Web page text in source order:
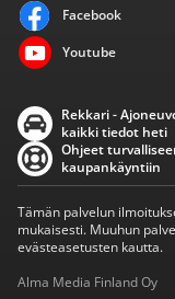
Facebook
Youtube
Rekkari -
kaikki tiedot heti
Ohjeet
kaupankäyntiin
Tämän palvelun
mukaisesti. Muuhun
evästeasetusten kautta.
Alma Media Finland Oy